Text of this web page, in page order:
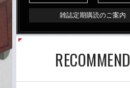
雑誌定期購読のご案内
RECOMMEND